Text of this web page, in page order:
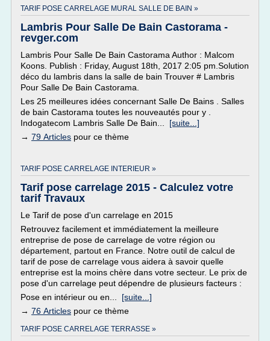
TARIF POSE CARRELAGE MURAL SALLE DE BAIN »
Lambris Pour Salle De Bain Castorama -
revger.com
Lambris Pour Salle De Bain Castorama Author : Malcom
Koons. Publish : Friday, August 18th, 2017 2:05 pm.Solution
déco du lambris dans la salle de bain Trouver # Lambris
Pour Salle De Bain Castorama.
Les 25 meilleures idées concernant Salle De Bains . Salles
de bain Castorama toutes les nouveautés pour y .
Indogatecom Lambris Salle De Bain... [suite...]
→ 79 Articles pour ce thème
TARIF POSE CARRELAGE INTERIEUR »
Tarif pose carrelage 2015 - Calculez votre
tarif Travaux
Le Tarif de pose d'un carrelage en 2015
Retrouvez facilement et immédiatement la meilleure
entreprise de pose de carrelage de votre région ou
département, partout en France. Notre outil de calcul de
tarif de pose de carrelage vous aidera à savoir quelle
entreprise est la moins chère dans votre secteur. Le prix de
pose d'un carrelage peut dépendre de plusieurs facteurs :
Pose en intérieur ou en... [suite...]
→ 76 Articles pour ce thème
TARIF POSE CARRELAGE TERRASSE »